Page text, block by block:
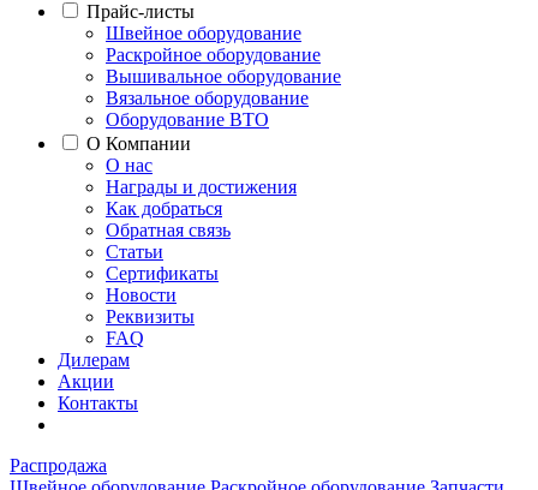
Прайс-листы
Швейное оборудование
Раскройное оборудование
Вышивальное оборудование
Вязальное оборудование
Оборудование ВТО
О Компании
О нас
Награды и достижения
Как добраться
Обратная связь
Статьи
Сертификаты
Новости
Реквизиты
FAQ
Дилерам
Акции
Контакты
Распродажа